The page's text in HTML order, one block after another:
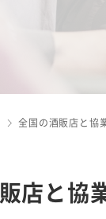
全国の酒販店と協
店と協